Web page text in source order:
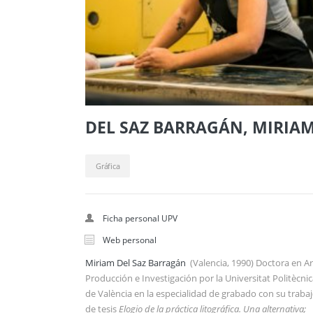
DEL SAZ BARRAGÁN,
Gráfica
Ficha personal UPV
Web personal
Miriam Del Saz Barragán (Valencia, 1990) Doctora en
Producción e Investigación por la Universitat
de València en la especialidad de grabado con su
de tesisElogio de la práctica litográfica. Una alternativa;
spbre papel BFK Rives Arches y papel Japón) Variaciones del CMYK